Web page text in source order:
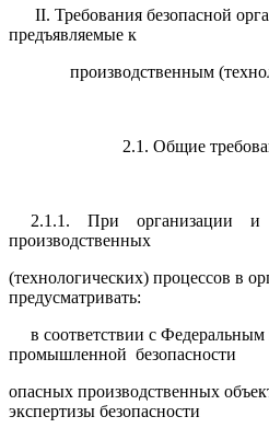
II. Требования безопасной
предъявляемые к
производственным
2.1. Общие
2.1.1. При организации и
производственных
(технологических) процессов в
предусматривать:
в соответствии с
промышленной безопасности
опасных производственных
экспертизы безопасности